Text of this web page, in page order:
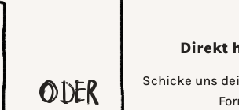
oder
Direkt
Schicke uns